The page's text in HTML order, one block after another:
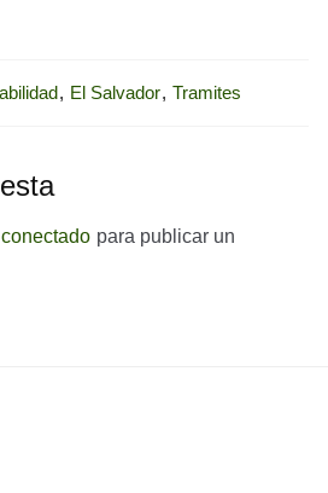
, El Salvador, Tramites
conectado para publicar un